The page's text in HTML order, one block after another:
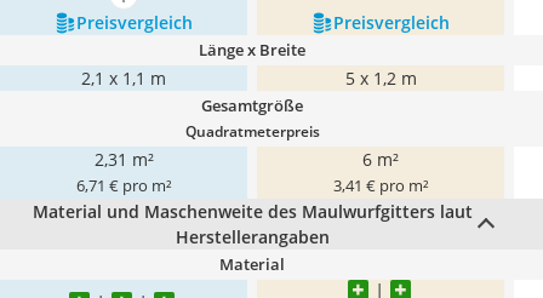
Preis­vergleich
Preis­vergleich
Länge x Breite
2,1 x 1,1 m 5 x 1,2 m
Gesamtgröße
Quadratmeterpreis
2,31 m²
6,71 € pro m²
6 m²
3,41 € pro m²
Material und Maschenweite des Maulwurfgitters laut
Herstellerangaben
Material